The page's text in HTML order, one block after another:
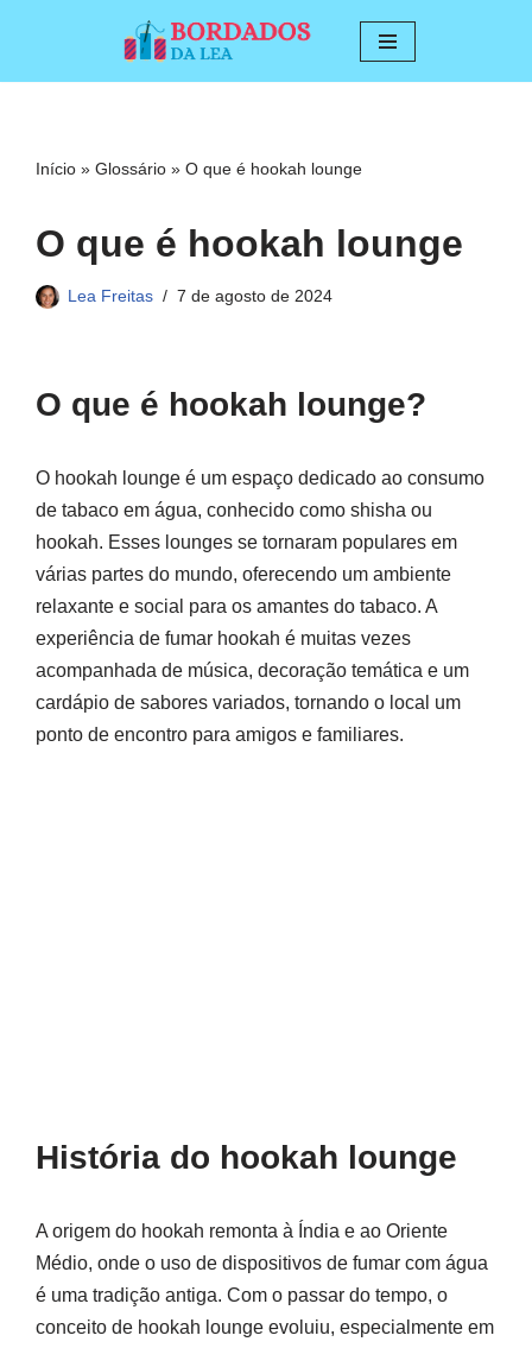
conteúdo
Início » Glossário » O que é hookah lounge
O que é hookah lounge
Lea Freitas 7 de agosto de 2024
O que é hookah lounge?
O hookah lounge é um espaço dedicado ao consumo
de tabaco em água, conhecido como shisha ou
hookah. Esses lounges se tornaram populares em
várias partes do mundo, oferecendo um ambiente
relaxante e social para os amantes do tabaco. A
experiência de fumar hookah é muitas vezes
acompanhada de música, decoração temática e um
cardápio de sabores variados, tornando o local um
ponto de encontro para amigos e familiares.
História do hookah lounge
A origem do hookah remonta à Índia e ao Oriente
Médio, onde o uso de dispositivos de fumar com água
é uma tradição antiga. Com o passar do tempo, o
conceito de hookah lounge evoluiu, especialmente em